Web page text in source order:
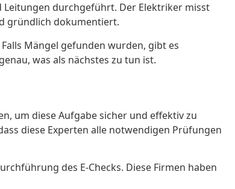
Leitungen durchgeführt. Der Elektriker misst
gründlich dokumentiert.
Mängel gefunden wurden, gibt es
was als nächstes zu tun ist.
um diese Aufgabe sicher und effektiv zu
diese Experten alle notwendigen Prüfungen
des E-Checks. Diese Firmen haben